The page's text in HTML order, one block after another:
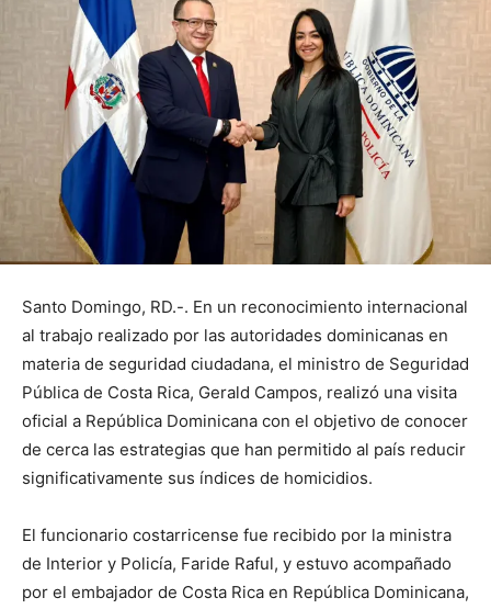
Santo Domingo, RD.-. En un reconocimiento internacional
al trabajo realizado por las autoridades dominicanas en
materia de seguridad ciudadana, el ministro de Seguridad
Pública de Costa Rica, Gerald Campos, realizó una visita
oficial a República Dominicana con el objetivo de conocer
de cerca las estrategias que han permitido al país reducir
significativamente sus índices de homicidios.
El funcionario costarricense fue recibido por la ministra
de Interior y Policía, Faride Raful, y estuvo acompañado
por el embajador de Costa Rica en República Dominicana,